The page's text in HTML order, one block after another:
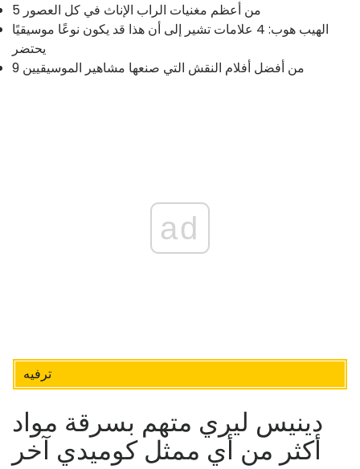
5 من أعظم مغنيات الراب الإناث في كل العصور
الهيب هوب: 4 علامات تشير إلى أن هذا قد يكون نوعًا موسيقيًا
يحتضر
9 من أفضل أفلام النقش التي صنعها مشاهير الموسيقيين
ad
ترفيه
دينيس ليري متهم بسرقة مواد
أكثر من أي ممثل كوميدي آخر